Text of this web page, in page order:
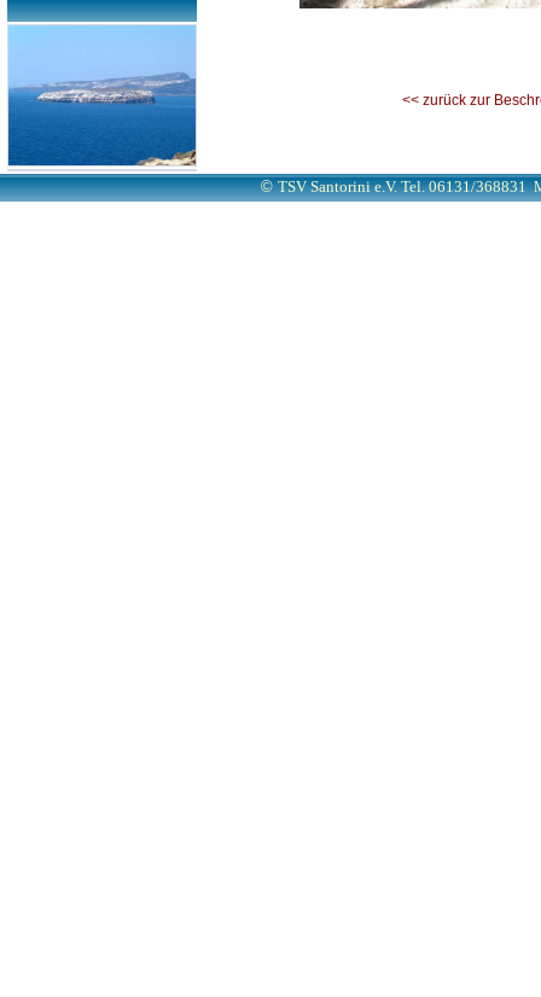
<< zurück zur
©TSV Santorini e.V. Tel. 06131/368831